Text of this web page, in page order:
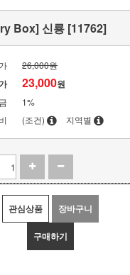
Box] 신룡 [11762]
26,000원
23,000원
1%
(조건) 지역별
관심상품 장바구니
구매하기